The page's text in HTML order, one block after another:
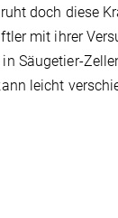
doch diese
mit ihrer
Säugetier-
leicht